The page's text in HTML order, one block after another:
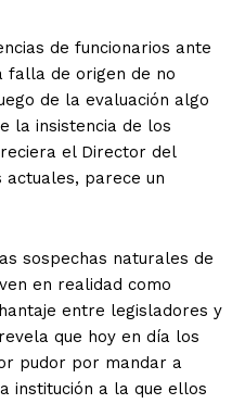
de funcionarios ante
falla de origen de no
de la evaluación algo
la insistencia de los
el Director del
actuales, parece un
sospechas naturales de
en realidad como
entre legisladores y
que hoy en día los
pudor por mandar a
institución a la que ellos